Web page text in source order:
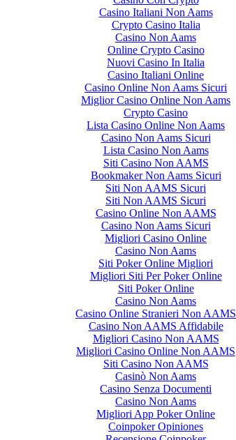
Casino Italiani Non Aams
Crypto Casino Italia
Casino Non Aams
Online Crypto Casino
Nuovi Casino In Italia
Casino Italiani Online
Casino Online Non Aams Sicuri
Miglior Casino Online Non Aams
Crypto Casino
Lista Casino Online Non Aams
Casino Non Aams Sicuri
Lista Casino Non Aams
Siti Casino Non AAMS
Bookmaker Non Aams Sicuri
Siti Non AAMS Sicuri
Siti Non AAMS Sicuri
Casino Online Non AAMS
Casino Non Aams Sicuri
Migliori Casino Online
Casino Non Aams
Siti Poker Online Migliori
Migliori Siti Per Poker Online
Siti Poker Online
Casino Non Aams
Casino Online Stranieri Non AAMS
Casino Non AAMS Affidabile
Migliori Casino Non AAMS
Migliori Casino Online Non AAMS
Siti Casino Non AAMS
Casinò Non Aams
Casino Senza Documenti
Casino Non Aams
Migliori App Poker Online
Coinpoker Opiniones